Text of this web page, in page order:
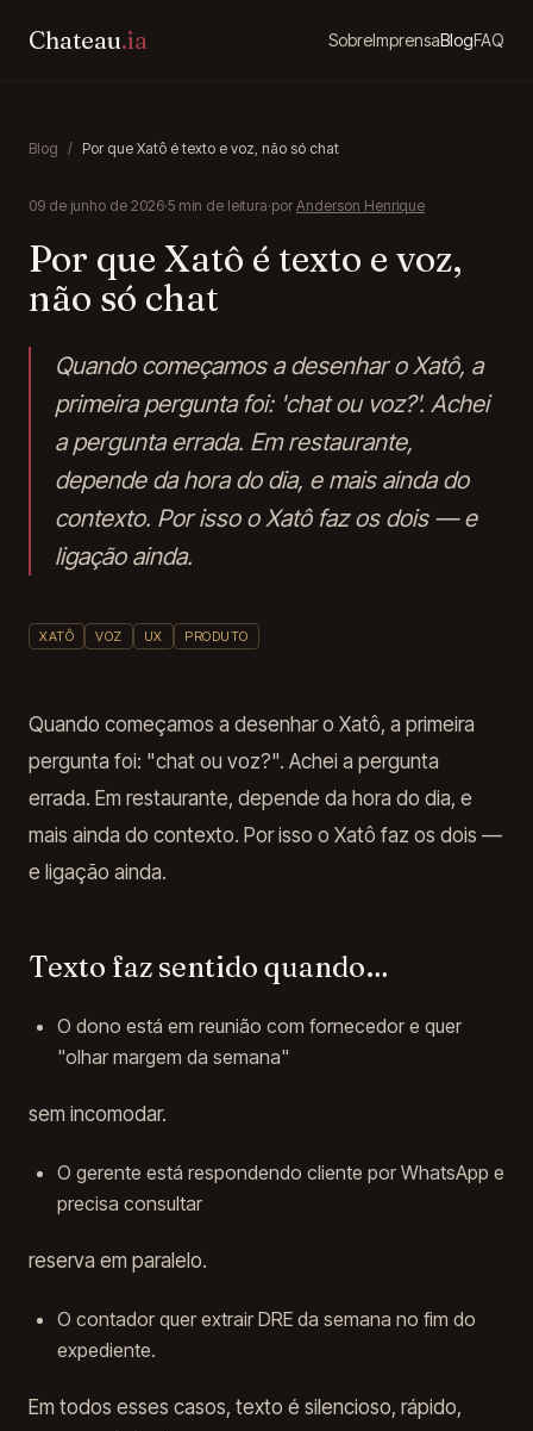
Chateau.ia SobreImprensaBlogFAQ
Blog / Por que Xatô é texto e voz, não só chat
09 de junho de 2026·5 min de leitura·por Anderson Henrique
Por que Xatô é texto e voz,
não só chat
Quando começamos a desenhar o Xatô, a
primeira pergunta foi: 'chat ou voz?'. Achei
a pergunta errada. Em restaurante,
depende da hora do dia, e mais ainda do
contexto. Por isso o Xatô faz os dois — e
ligação ainda.
XATÔ VOZ UX PRODUTO
Quando começamos a desenhar o Xatô, a primeira
pergunta foi: "chat ou voz?". Achei a pergunta
errada. Em restaurante, depende da hora do dia, e
mais ainda do contexto. Por isso o Xatô faz os dois —
e ligação ainda.
Texto faz sentido quando…
O dono está em reunião com fornecedor e quer
"olhar margem da semana"
sem incomodar.
O gerente está respondendo cliente por WhatsApp e
precisa consultar
reserva em paralelo.
O contador quer extrair DRE da semana no fim do
expediente.
Em todos esses casos, texto é silencioso, rápido,